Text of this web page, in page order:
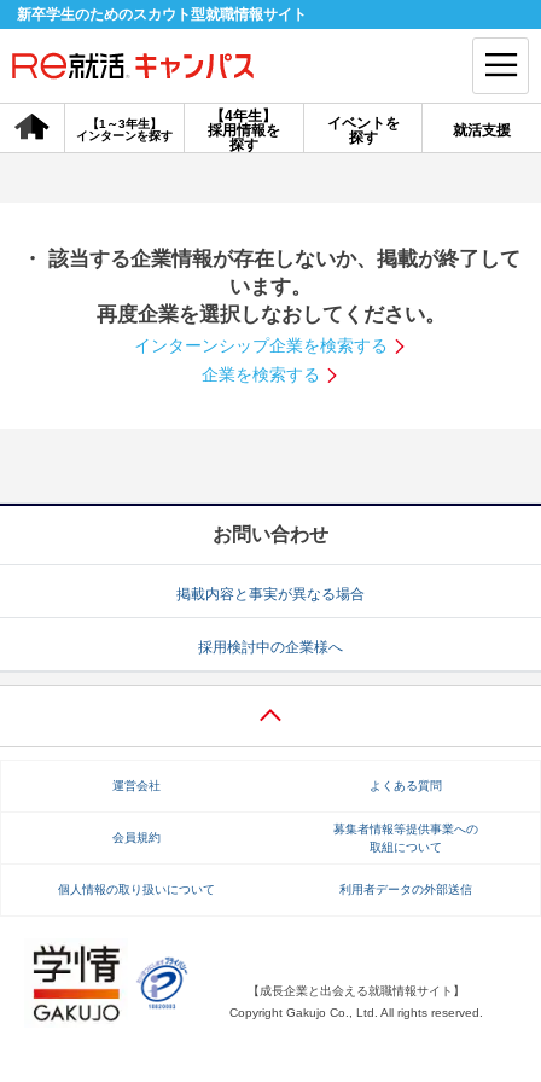
新卒学生のためのスカウト型就職情報サイト
【4年生】
採用情報を
探す
【1～3年生】
インターンを探す
イベントを
探す
就活支援
会員登録 ログイン
探す
【4年生】
説明会を探す
インターンを探す
就活ノウハウ・サポート
就活支援
就活ノウハウが満載！ お役立ち記事・相談室など
適職診断 就活チャンネル
・ 該当する企業情報が存在しないか、掲載が終了して
います。
再度企業を選択しなおしてください。
インターンシップ企業を検索する
企業を検索する
お問い合わせ
掲載内容と事実が異なる場合
採用検討中の企業様へ
運営会社 よくある質問
会員規約
募集者情報等提供事業への
取組について
個人情報の取り扱いについて 利用者データの外部送信
【成長企業と出会える就職情報サイト】
Copyright Gakujo Co., Ltd. All rights reserved.